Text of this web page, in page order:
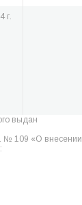
г.
выдан
№ 109 «О внесении